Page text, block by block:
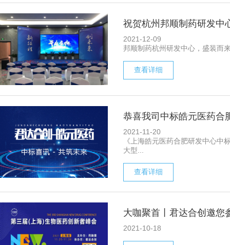
祝贺杭州邦顺制药研发中
2021-12-09
邦顺制药杭州研发中心，盛装而
查看详细
恭喜我司中标皓元医药合
2021-11-20
《上海皓元医药合肥研发中心
大型...
查看详细
大咖聚首丨君达合创邀您
2021-10-18